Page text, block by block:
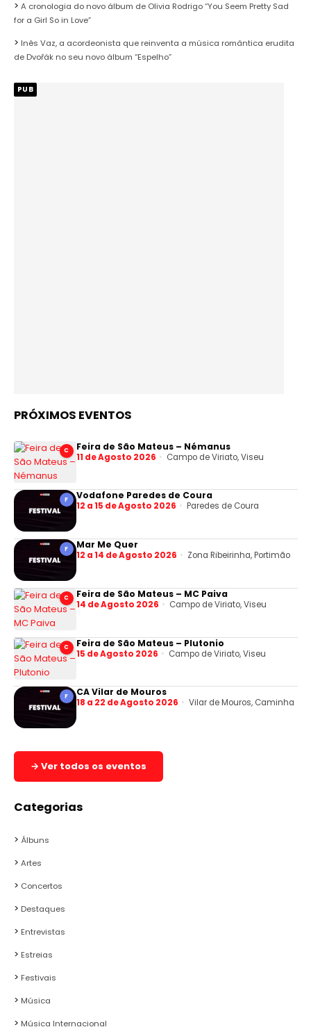
A cronologia do novo álbum de Olivia Rodrigo “You Seem Pretty Sad
for a Girl So in Love”
Inês Vaz, a acordeonista que reinventa a música romântica erudita
de Dvořák no seu novo álbum “Espelho”
PUB
PRÓXIMOS EVENTOS
C Feira de São Mateus – Némanus
11 de Agosto 2026 Campo de Viriato, Viseu
F Vodafone Paredes de Coura
12 a 15 de Agosto 2026 Paredes de Coura
F Mar Me Quer
12 a 14 de Agosto 2026 Zona Ribeirinha, Portimão
C Feira de São Mateus – MC Paiva
14 de Agosto 2026 Campo de Viriato, Viseu
C Feira de São Mateus – Plutonio
15 de Agosto 2026 Campo de Viriato, Viseu
F CA Vilar de Mouros
18 a 22 de Agosto 2026 Vilar de Mouros, Caminha
→ Ver todos os eventos
Categorias
Álbuns
Artes
Concertos
Destaques
Entrevistas
Estreias
Festivais
Música
Música Internacional